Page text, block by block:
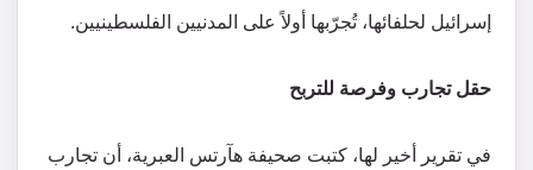
إسرائيل لحلفائها، تُجرّبها أولاً على المدنيين الفلسطينيين.
حقل تجارب وفرصة للتربح
في تقرير أخير لها، كتبت صحيفة هآرتس العبرية، أن تجارب